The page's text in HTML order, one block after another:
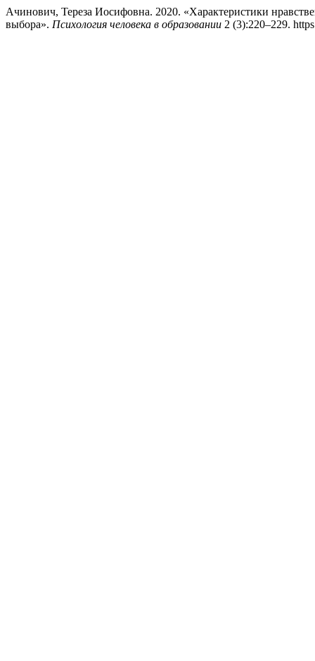
Ачинович, Тереза Иосифовна. 2020. «Характеристики
выбора». Психология человека в образовании 2 (3):220–229.